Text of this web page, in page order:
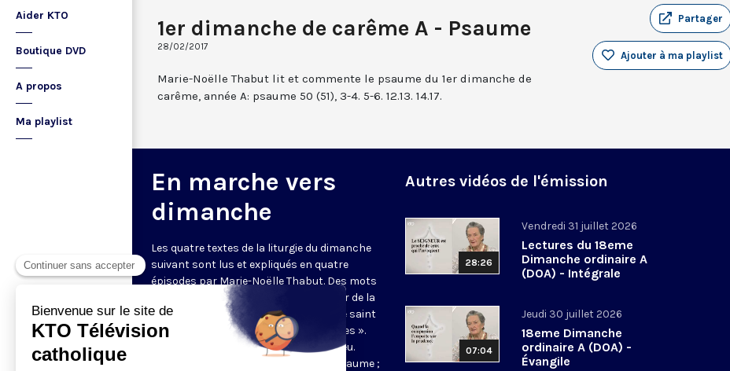
Aider KTO
Boutique DVD
A propos
Ma playlist
1er dimanche de carême A - Psaume
28/02/2017
Partager
Ajouter à ma playlist
Marie-Noëlle Thabut lit et commente le psaume du 1er dimanche de
carême, année A: psaume 50 (51), 3-4. 5-6. 12.13. 14.17.
En marche vers
dimanche
Les quatre textes de la liturgie du dimanche
suivant sont lus et expliqués en quatre
épisodes par Marie-Noëlle Thabut. Des mots
simples et lumineux pour aller au cœur de la
Révélation biblique, entrer dans ce que saint
Luc appelle « l’intelligence des Écritures ».
Chaque jour, vivez avec la Parole de Dieu.
Lundi, la première lecture ; mardi, le psaume ;
Autres vidéos de l'émission
28:26
Vendredi 31 juillet 2026
Lectures du 18eme
Dimanche ordinaire A
(DOA) - Intégrale
07:04
Jeudi 30 juillet 2026
18eme Dimanche
ordinaire A (DOA) -
Évangile